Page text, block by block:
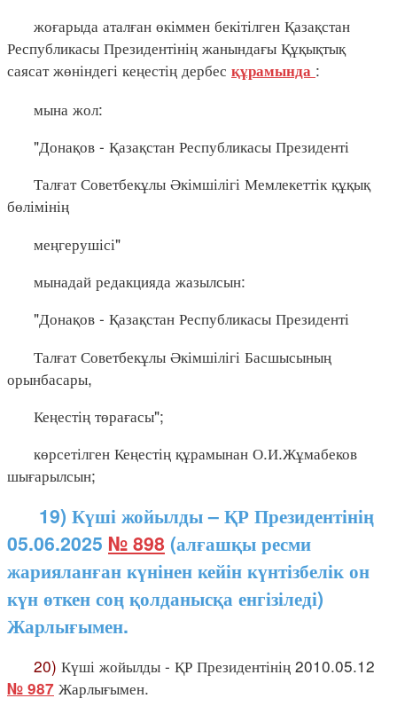
жоғарыда аталған өкіммен бекітілген Қазақстан
Республикасы Президентінің жанындағы Құқықтық
саясат жөніндегі кеңестің дербес құрамында :
мына жол:
"Донақов - Қазақстан Республикасы Президенті
Талғат Советбекұлы Әкімшілігі Мемлекеттік құқық
бөлімінің
меңгерушісі"
мынадай редакцияда жазылсын:
"Донақов - Қазақстан Республикасы Президенті
Талғат Советбекұлы Әкімшілігі Басшысының
орынбасары,
Кеңестің төрағасы";
көрсетілген Кеңестің құрамынан О.И.Жұмабеков
шығарылсын;
19) Күші жойылды – ҚР Президентінің
05.06.2025 № 898 (алғашқы ресми
жарияланған күнінен кейін күнтізбелік он
күн өткен соң қолданысқа енгізіледі)
Жарлығымен.
20) Күші жойылды - ҚР Президентінің 2010.05.12
№ 987 Жарлығымен.